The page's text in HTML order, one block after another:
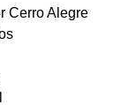
Cerro Alegre